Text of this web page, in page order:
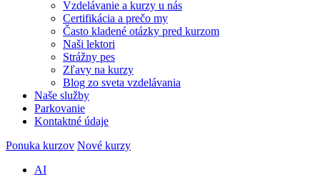
Vzdelávanie a kurzy u nás
Certifikácia a prečo my
Často kladené otázky pred kurzom
Naši lektori
Strážny pes
Zľavy na kurzy
Blog zo sveta vzdelávania
Naše služby
Parkovanie
Kontaktné údaje
Ponuka kurzov Nové kurzy
AI